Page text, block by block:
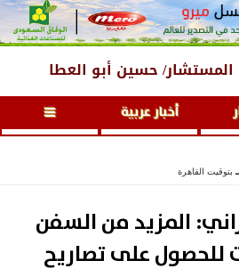
المستشار/ حسين أبو العطا
أخبار عربية
بتوقيت القاهرة
المزيد من السفن
للحصول على تصاريح